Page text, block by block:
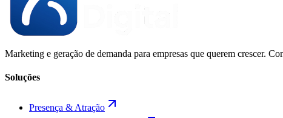
Marketing e geração de demanda para empresas que querem crescer.
Soluções
Presença & Atração